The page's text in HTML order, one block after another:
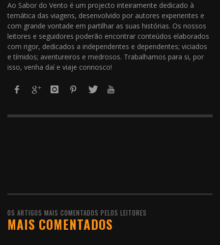
Ao Sabor do Vento é um projecto inteiramente dedicado à
temática das viagens, desenvolvido por autores experientes e
com grande vontade em partilhar as suas histórias. Os nossos
leitores e seguidores poderão encontrar conteúdos elaborados
com rigor, dedicados a independentes e dependentes; viciados
e tímidos; aventureiros e medrosos. Trabalhamos para si, por
isso, venha daí e viaje connosco!
OS ARTIGOS MAIS COMENTADOS PELOS LEITORES
MAIS COMENTADOS